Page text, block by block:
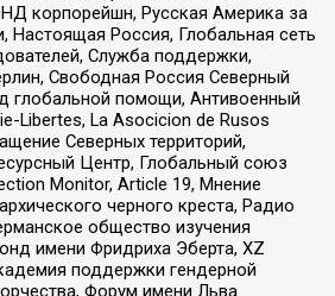
корпорейшн, Русская Америка за
Настоящая Россия, Глобальная сеть
Служба поддержки,
Свободная Россия Северный
глобальной помощи, Антивоенный
Libertes, La Asocicion de Rusos
Северных территорий,
Центр, Глобальный союз
Monitor, Article 19, Мнение
черного креста, Радио
общество изучения
имени Фридриха Эберта, XZ
поддержки гендерной
Форум имени Льва